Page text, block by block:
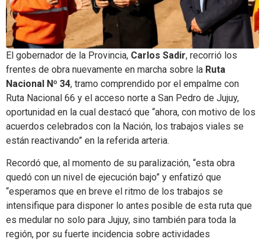
El gobernador de la Provincia, Carlos Sadir, recorrió los
frentes de obra nuevamente en marcha sobre la Ruta
Nacional Nº 34, tramo comprendido por el empalme con
Ruta Nacional 66 y el acceso norte a San Pedro de Jujuy,
oportunidad en la cual destacó que “ahora, con motivo de los
acuerdos celebrados con la Nación, los trabajos viales se
están reactivando” en la referida arteria.
Recordó que, al momento de su paralización, “esta obra
quedó con un nivel de ejecución bajo” y enfatizó que
“esperamos que en breve el ritmo de los trabajos se
intensifique para disponer lo antes posible de esta ruta que
es medular no solo para Jujuy, sino también para toda la
región, por su fuerte incidencia sobre actividades